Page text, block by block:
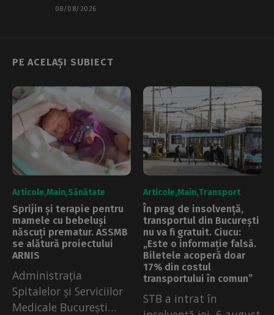
08/08/2026
PE ACELAȘI SUBIECT
Articole Main Sănătate
Sprijin și terapie pentru
mamele cu bebeluși
născuți prematur. ASSMB
se alătură proiectului
ARNIS
Administrația
Spitalelor și Serviciilor
Medicale București
Articole Main Transport
În prag de insolvență,
transportul din București
nu va fi gratuit. Ciucu:
„Este o informație falsă.
Biletele acoperă doar
17% din costul
transportului în comun”
STB a intrat în